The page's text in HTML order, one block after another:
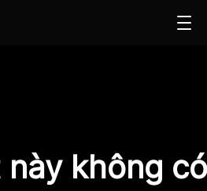
này không có